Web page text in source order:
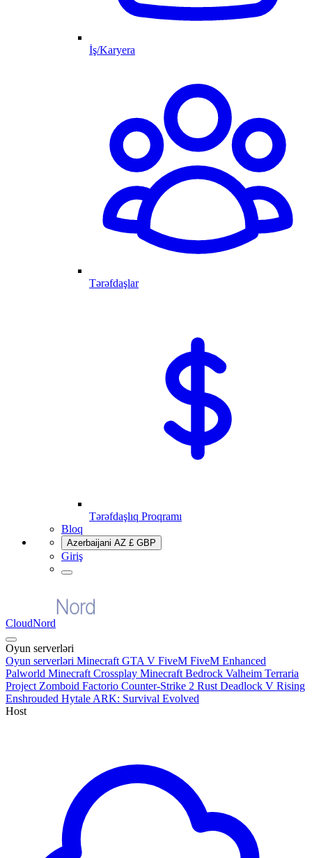
İş/Karyera
Tərəfdaşlar
Tərəfdaşlıq Proqramı
Bloq
Azerbaijani AZ £ GBP
Giriş
CloudNord
Oyun serverləri
Oyun serverləri Minecraft GTA V FiveM FiveM Enhanced
Palworld Minecraft Crossplay Minecraft Bedrock Valheim Terraria
Project Zomboid Factorio Counter-Strike 2 Rust Deadlock V Rising
Enshrouded Hytale ARK: Survival Evolved
Host